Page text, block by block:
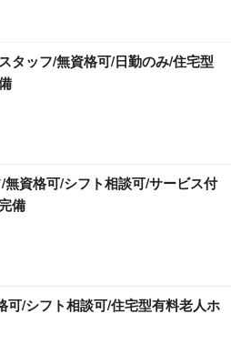
タッフ/無資格可/日勤のみ/住宅型
無資格可/シフト相談可/サービス付
備
可/シフト相談可/住宅型有料老人ホ